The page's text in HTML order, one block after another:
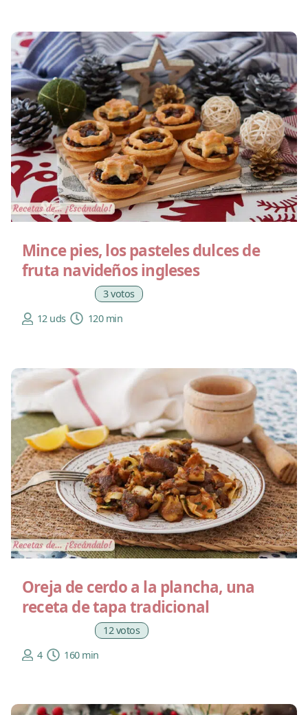
Mince pies, los pasteles dulces de
fruta navideños ingleses
3 votos
12 uds
120 min
Oreja de cerdo a la plancha, una
receta de tapa tradicional
12 votos
4
160 min